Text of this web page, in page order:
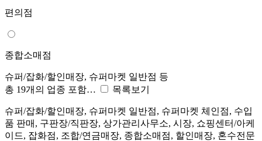
편의점
종합소매점
슈퍼/잡화/할인매장, 슈퍼마켓 일반점 등
총 19개의 업종 포함…
목록보기
슈퍼/잡화/할인매장, 슈퍼마켓 일반점, 슈퍼마켓 체인점, 수입
품 판매, 구판장/직판장, 상가관리사무소, 시장, 쇼핑센터/아케
이드, 잡화점, 조합/연금매장, 종합소매점, 할인매장, 혼수전문